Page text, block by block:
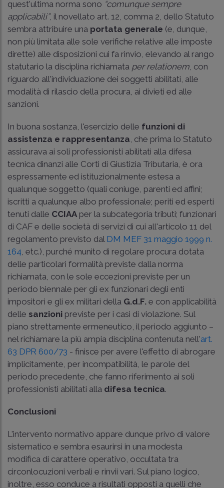
quest'ultima norma sono “comunque sempre
applicabili”, il novellato art. 12, comma 2, dello Statuto
sembra attribuire una portata generale (e, dunque,
non più limitata alle sole verifiche relative alle imposte
dirette) alle disposizioni cui fa rinvio, elevando al rango
statutario la disciplina richiamata per relationem, con
riguardo all'individuazione dei soggetti abilitati, alle
modalità di rilascio della procura, ai divieti ed alle
sanzioni.
In buona sostanza, l'esercizio delle funzioni di
assistenza e rappresentanza, che prima lo Statuto
assicurava ai soli professionisti abilitati alla difesa
tecnica dinanzi alle Corti di Giustizia Tributaria, è ora
espressamente ed istituzionalmente estesa a
qualunque soggetto (quali coniuge, parenti ed affini;
iscritti a qualunque albo professionale; periti ed esperti
tenuti dalle CCIAA per la subcategoria tributi; funzionari
di CAF e delle società di servizi di cui all'articolo 11 del
regolamento previsto dal DM MEF 31 maggio 1999 n.
164, etc.), purché munito di regolare procura dotata
delle particolari formalità previste dalla norma
richiamata, con le sole eccezioni previste per un
periodo biennale per gli ex funzionari degli enti
impositori e gli ex militari della G.d.F. e con applicabilità
delle sanzioni previste per i casi di violazione. Sul
piano strettamente ermeneutico, il periodo aggiunto –
nel richiamare la più ampia disciplina contenuta nell'art.
63 DPR 600/73 - finisce per avere l'effetto di abrogare
implicitamente, per incompatibilità, le parole del
periodo precedente, che fanno riferimento ai soli
professionisti abilitati alla difesa tecnica.
Conclusioni
L'intervento normativo appare dunque privo di valore
sistematico e sembra esaurirsi in una modesta
modifica di carattere operativo, occultata tra
circonlocuzioni verbali e rinvii vari. Sul piano logico,
inoltre, esso conduce a risultati opposti a quelli che